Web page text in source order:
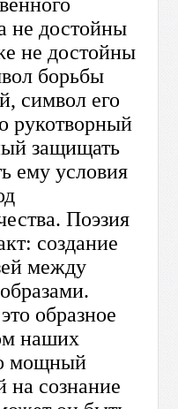
не достойны
не достойны
борьбы
символ его
рукотворный
защищать
ему условия
Поэзия
создание
между
образное
наших
мощный
на сознание